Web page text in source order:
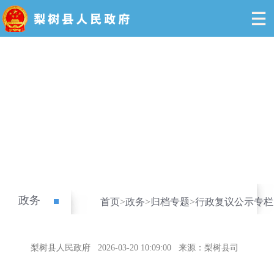
政务 首页>政务>归档专题>行政复议公示专栏
梨树县人民政府 2026-03-20 10:09:00 来源：梨树县司